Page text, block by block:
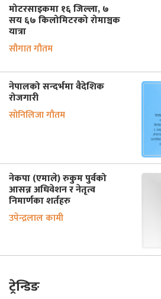
मोटरसाइकमा १६ जिल्ला, ७
सय ६७ किलोमिटरको रोमाञ्चक
यात्रा
सौगात गौतम
नेपालको सन्दर्भमा वैदेशिक
रोजगारी
सोनिलिजा गौतम
नेकपा (एमाले) रुकुम पुर्वको
आसन्न अधिवेशन र नेतृत्व
निमार्णका शर्तहरु
उपेन्द्रलाल कामी
ट्रेन्डिङ